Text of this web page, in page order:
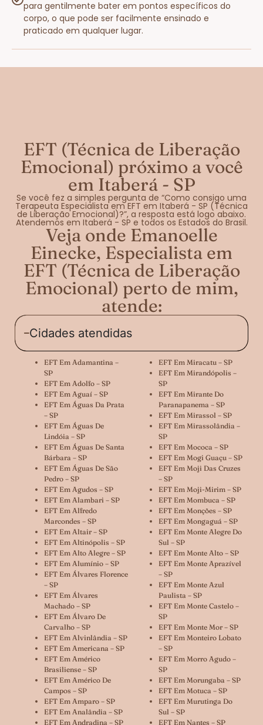
para gentilmente bater em pontos específicos do
corpo, o que pode ser facilmente ensinado e
praticado em qualquer lugar.
EFT (Técnica de Liberação
Emocional) próximo a você
em Itaberá - SP
Se você fez a simples pergunta de “Como consigo uma
Terapeuta Especialista em EFT em Itaberá - SP (Técnica
de Liberação Emocional)?”, a resposta está logo abaixo.
Atendemos em Itaberá - SP e todos os Estados do Brasil.
Veja onde Emanoelle
Einecke, Especialista em
EFT (Técnica de Liberação
Emocional) perto de mim,
atende:
Cidades atendidas
EFT Em Adamantina –
SP
EFT Em Adolfo – SP
EFT Em Aguaí – SP
EFT Em Águas Da Prata
– SP
EFT Em Águas De
Lindóia – SP
EFT Em Águas De Santa
Bárbara – SP
EFT Em Águas De São
Pedro – SP
EFT Em Agudos – SP
EFT Em Alambari – SP
EFT Em Alfredo
Marcondes – SP
EFT Em Altair – SP
EFT Em Altinópolis – SP
EFT Em Alto Alegre – SP
EFT Em Alumínio – SP
EFT Em Álvares Florence
– SP
EFT Em Álvares
Machado – SP
EFT Em Álvaro De
Carvalho – SP
EFT Em Alvinlândia – SP
EFT Em Americana – SP
EFT Em Américo
Brasiliense – SP
EFT Em Américo De
Campos – SP
EFT Em Amparo – SP
EFT Em Analândia – SP
EFT Em Andradina – SP
EFT Em Miracatu – SP
EFT Em Mirandópolis –
SP
EFT Em Mirante Do
Paranapanema – SP
EFT Em Mirassol – SP
EFT Em Mirassolândia –
SP
EFT Em Mococa – SP
EFT Em Mogi Guaçu – SP
EFT Em Moji Das Cruzes
– SP
EFT Em Moji-Mirim – SP
EFT Em Mombuca – SP
EFT Em Monções – SP
EFT Em Mongaguá – SP
EFT Em Monte Alegre Do
Sul – SP
EFT Em Monte Alto – SP
EFT Em Monte Aprazível
– SP
EFT Em Monte Azul
Paulista – SP
EFT Em Monte Castelo –
SP
EFT Em Monte Mor – SP
EFT Em Monteiro Lobato
– SP
EFT Em Morro Agudo –
SP
EFT Em Morungaba – SP
EFT Em Motuca – SP
EFT Em Murutinga Do
Sul – SP
EFT Em Nantes – SP